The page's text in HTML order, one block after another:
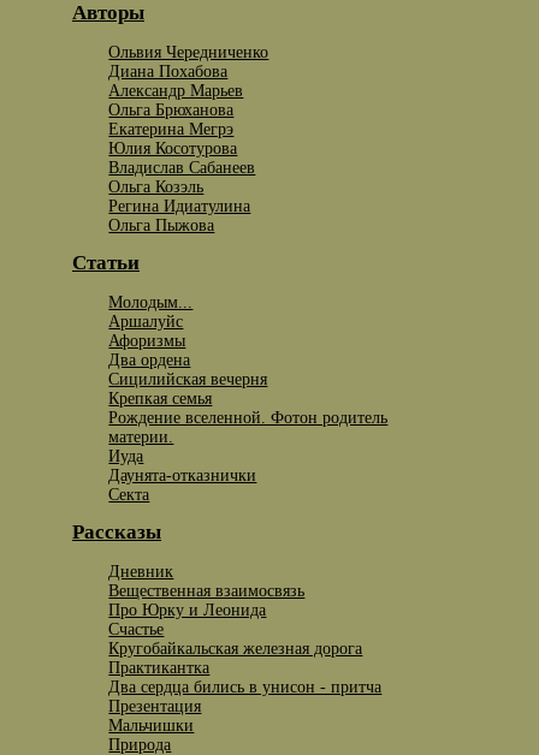
Авторы
Ольвия Чередниченко
Диана Похабова
Александр Марьев
Ольга Брюханова
Екатерина Мегрэ
Юлия Косотурова
Владислав Сабанеев
Ольга Козэль
Регина Идиатулина
Ольга Пыжова
Статьи
Молодым...
Аршалуйс
Афоризмы
Два ордена
Сицилийская вечерня
Крепкая семья
Рождение вселенной. Фотон родитель
материи.
Иуда
Даунята-отказнички
Секта
Рассказы
Дневник
Вещественная взаимосвязь
Про Юрку и Леонида
Счастье
Кругобайкальская железная дорога
Практикантка
Два сердца бились в унисон - притча
Презентация
Мальчишки
Природа